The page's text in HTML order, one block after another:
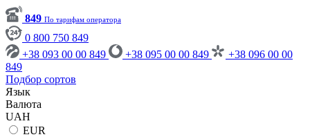
849 По тарифам оператора
0 800 750 849
+38 093 00 00 849
+38 095 00 00 849
+38 096 00 00
849
Подбор сортов
Язык
Валюта
UAH
EUR